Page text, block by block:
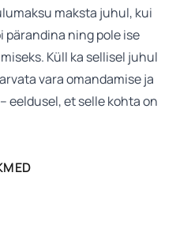
maksta juhul, kui
pärandina ning pole ise
Küll ka sellisel juhul
vara omandamise ja
eeldusel, et selle kohta on